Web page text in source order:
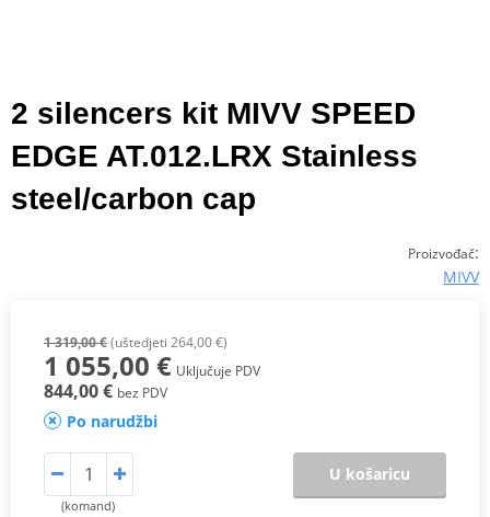
2 silencers kit MIVV SPEED
EDGE AT.012.LRX Stainless
steel/carbon cap
Proizvođač:
MIVV
1 319,00 €(uštedjeti 264,00 €)
1 055,00 € Uključuje PDV
844,00 € bez PDV
Po narudžbi
(komand)
U košaricu